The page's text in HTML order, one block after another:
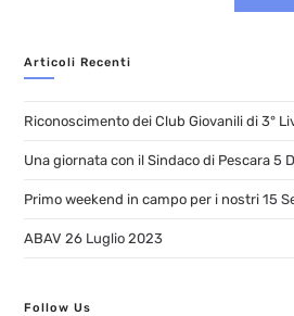
Articoli Recenti
Riconoscimento dei Club Giovanili di 3°
Una giornata con il Sindaco di Pescara 5
Primo weekend in campo per i nostri 15
ABAV 26 Luglio 2023
Follow Us